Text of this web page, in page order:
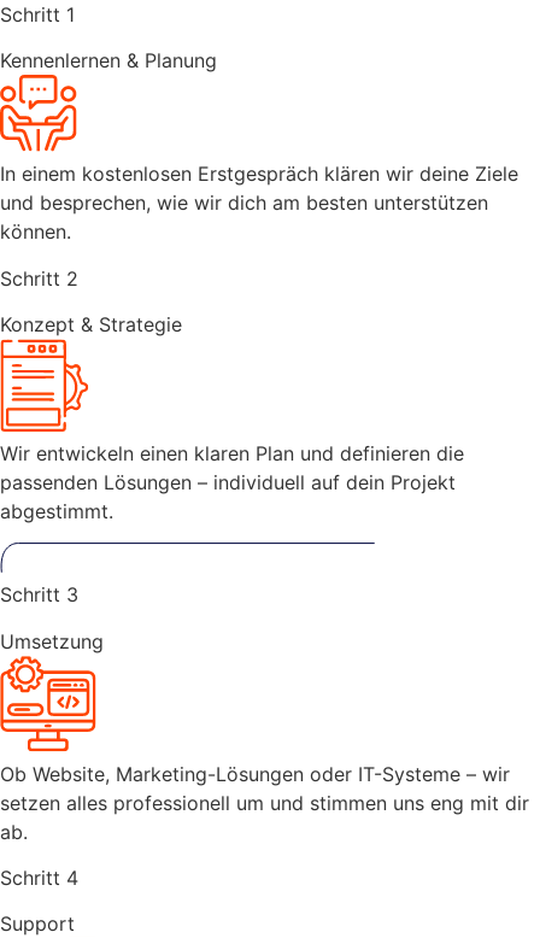
Schritt 1
Kennenlernen & Planung
In einem kostenlosen Erstgespräch klären wir deine Ziele
und besprechen, wie wir dich am besten unterstützen
können.
Schritt 2
Konzept & Strategie
Wir entwickeln einen klaren Plan und definieren die
passenden Lösungen – individuell auf dein Projekt
abgestimmt.
Schritt 3
Umsetzung
Ob Website, Marketing-Lösungen oder IT-Systeme – wir
setzen alles professionell um und stimmen uns eng mit dir
ab.
Schritt 4
Support